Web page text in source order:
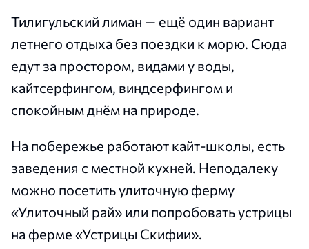
Тилигульский лиман — ещё один вариант
летнего отдыха без поездки к морю. Сюда
едут за простором, видами у воды,
кайтсерфингом, виндсерфингом и
спокойным днём на природе.
На побережье работают кайт-школы, есть
заведения с местной кухней. Неподалеку
можно посетить улиточную ферму
«Улиточный рай» или попробовать устрицы
на ферме «Устрицы Скифии».